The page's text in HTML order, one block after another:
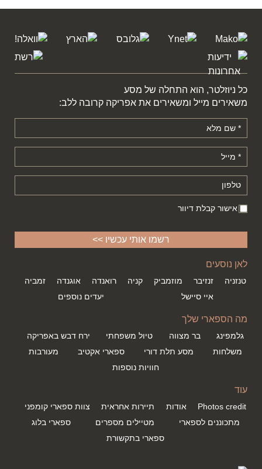
כל ניוזלטר, הוא התחלה של מסע
משאירים מייל ומשאירים את אפריקה קרובה ללב:
אישור קבלת דיוור
לאן נוסעים
טנזניה זנזיבר מוזמביק קניה רואנדה אוגנדה
זמביה
איי סיישל
יעדים נוספים
מה הספארי שלך
גלמפינג בר מצווה טיול משפחתי
ירח דבש באפריקה
משלחות
מסע תלת דורי ספארי אקטיב
מעורבות
חוויות נוספות
עוד
Photos credit אודות תיירות אחראית
צוות ספארי קומפני
מתכוננים לספארי
מטיילים מספרים
ספארי בלוג
ספארי בתקשורת